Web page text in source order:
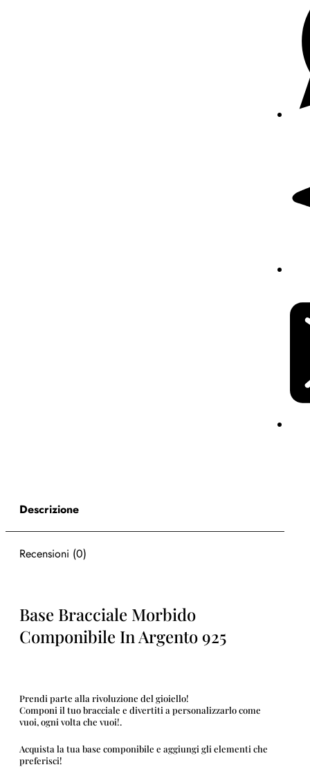
Descrizione
Recensioni (0)
Base Bracciale Morbido
Componibile In Argento 925
Prendi parte alla rivoluzione del gioiello!
Componi il tuo bracciale e divertiti a personalizzarlo come
vuoi, ogni volta che vuoi!.
Acquista la tua base componibile e aggiungi gli elementi che
preferisci!